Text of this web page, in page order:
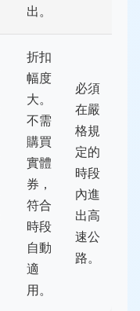
出。
折扣
幅度
大。
不需
購買
實體
券，
符合
時段
自動
適
用。
必須
在嚴
格規
定的
時段
內進
出高
速公
路。